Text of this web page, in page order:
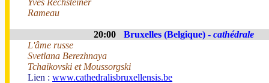
Yves Rechsteiner
Rameau
20:00 Bruxelles (Belgique) - cathédrale
L'âme russe
Svetlana Berezhnaya
Tchaikovski et Moussorgski
Lien : www.cathedralisbruxellensis.be